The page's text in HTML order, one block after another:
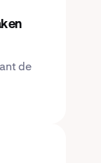
de